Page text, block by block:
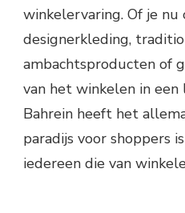
winkelervaring. Of je nu
designerkleding,
ambachtsproducten of
van het winkelen in een
Bahrein heeft het
paradijs voor shoppers
iedereen die van